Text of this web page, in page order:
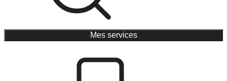
Mes services